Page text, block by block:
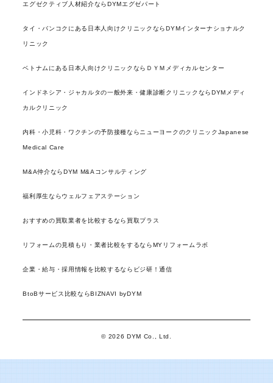
エグゼクティブ人材紹介ならDYMエグゼパート
タイ・バンコクにある日本人向けクリニックならDYMインターナショナルク
リニック
ベトナムにある日本人向けクリニックならＤＹＭメディカルセンター
インドネシア・ジャカルタの一般外来・健康診断クリニックならDYMメディ
カルクリニック
内科・小児科・ワクチンの予防接種ならニューヨークのクリニックJapanese
Medical Care
M&A仲介ならDYM M&Aコンサルティング
福利厚生ならウェルフェアステーション
おすすめの買取業者を比較するなら買取プラス
リフォームの見積もり・業者比較をするならMYリフォームラボ
企業・給与・採用情報を比較するならビジ研！通信
BtoBサービス比較ならBIZNAVI byDYM
© 2026 DYM Co., Ltd.